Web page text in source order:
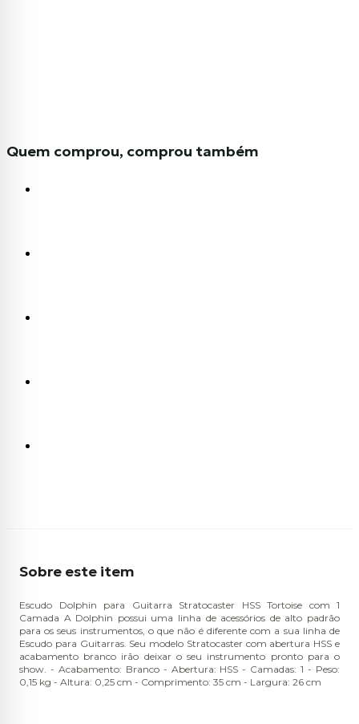
Quem comprou, comprou também
Sobre este item
Escudo Dolphin para Guitarra Stratocaster HSS Tortoise com 1
Camada A Dolphin possui uma linha de acessórios de alto padrão
para os seus instrumentos, o que não é diferente com a sua linha de
Escudo para Guitarras. Seu modelo Stratocaster com abertura HSS e
acabamento branco irão deixar o seu instrumento pronto para o
show. - Acabamento: Branco - Abertura: HSS - Camadas: 1 - Peso:
0,15 kg - Altura: 0,25 cm - Comprimento: 35 cm - Largura: 26 cm